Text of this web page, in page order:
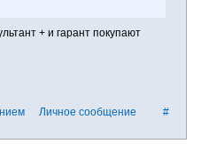
+ и гарант покупают
#
Личное сообщение